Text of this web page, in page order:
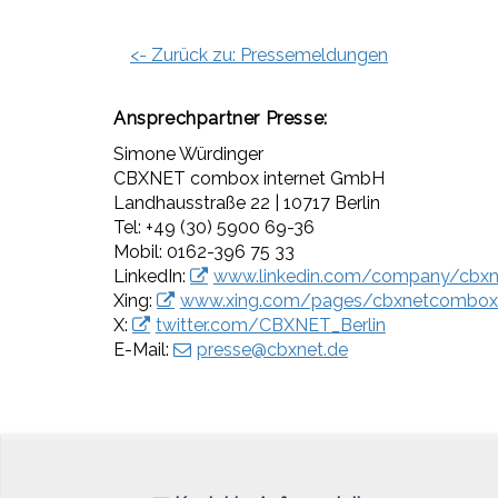
<- Zurück zu: Pressemeldungen
Ansprechpartner Presse:
Simone Würdinger
CBXNET combox internet GmbH
Landhausstraße 22 | 10717 Berlin
Tel: +49 (30) 5900 69-36
Mobil: 0162-396 75 33
LinkedIn:
www.linkedin.com/company/
Xing:
www.xing.com/pages/
X:
twitter.com/CBXNET_Berlin
E-Mail:
presse@cbxnet.de